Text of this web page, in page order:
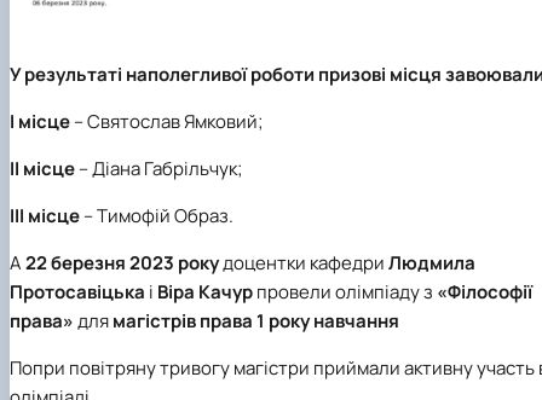
У результаті наполегливої роботи призові місця
І місце– Святослав Ямковий;
ІІ місце– Діана Габрільчук;
ІІІ місце– Тимофій Образ.
А22 березня 2023 рокудоцентки кафедриЛюдмила
Протосавіцька і Віра Качурпровели олімпіаду з «Філософії
права»длямагістрів права 1 року навчання
Попри повітряну тривогу магістри приймали активну участь